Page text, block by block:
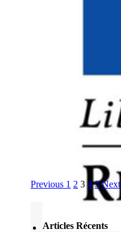
Previous 1 2 3 4 5 Next
Articles Récents